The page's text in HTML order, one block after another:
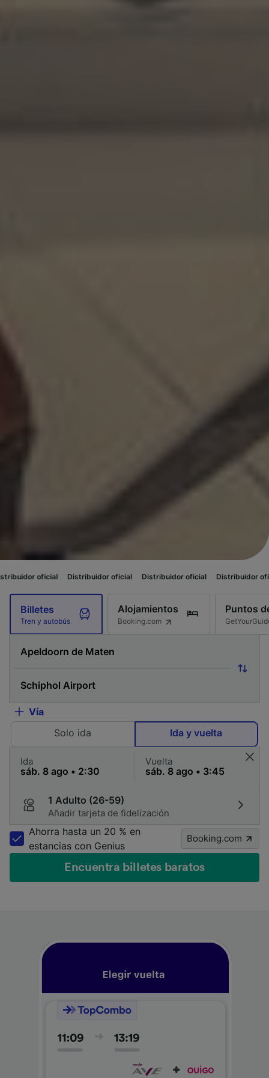
Distribuidor oficial Distribuidor oficial Distribuidor oficial
Billetes
Tren y autobús
Alojamientos
Booking.com
Puntos
Vía
Solo ida
Ida y vuelta
Ida Vuelta
1 Adulto (26-59)
Añadir tarjeta de fidelización
Ahorra hasta un 20 % en
estancias con Genius
Booking.com
Encuentra billetes baratos